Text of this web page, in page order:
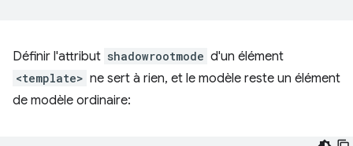
Définir l'attribut shadowrootmode d'un élément
<template> ne sert à rien, et le modèle reste un élément
de modèle ordinaire: